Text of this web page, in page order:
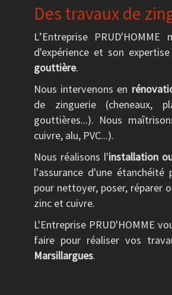
Des travaux de
L’Entreprise
d'expérience et son
gouttière.
Nous intervenons en
de zinguerie (cheneaux,
gouttières...). Nous
cuivre, alu, PVC...).
Nous réalisons l'installation
l'assurance d'une
pour nettoyer, poser, réparer
zinc et cuivre.
L'Entreprise PRUD'HOMME
faire pour réaliser vos
Marsillargues.